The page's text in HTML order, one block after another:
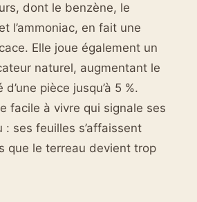
dont le benzène, le
l’ammoniac, en fait une
Elle joue également un
naturel, augmentant le
pièce jusqu’à 5 %.
facile à vivre qui signale ses
: ses feuilles s’affaissent
que le terreau devient trop